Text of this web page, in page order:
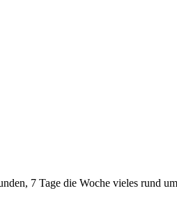
7 Tage die Woche vieles rund